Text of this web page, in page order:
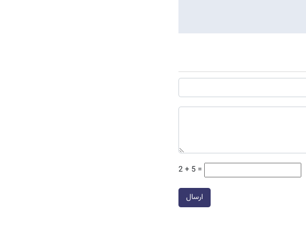
2 + 5 =
ارسال